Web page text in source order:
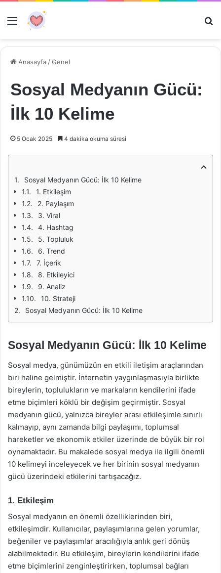
Menü
Anasayfa /Genel
Sosyal Medyanın Gücü:
İlk 10 Kelime
5 Ocak 2025 4 dakika okuma süresi
Sosyal Medyanın Gücü: İlk 10 Kelime
1. Etkileşim
2. Paylaşım
3. Viral
4. Hashtag
5. Topluluk
6. Trend
7. İçerik
8. Etkileyici
9. Analiz
10. Strateji
Sosyal Medyanın Gücü: İlk 10 Kelime
Sosyal Medyanın Gücü: İlk 10 Kelime
Sosyal medya, günümüzün en etkili iletişim araçlarından
biri haline gelmiştir. İnternetin yaygınlaşmasıyla birlikte
bireylerin, toplulukların ve markaların kendilerini ifade
etme biçimleri köklü bir değişim geçirmiştir. Sosyal
medyanın gücü, yalnızca bireyler arası etkileşimle sınırlı
kalmayıp, aynı zamanda bilgi paylaşımı, toplumsal
hareketler ve ekonomik etkiler üzerinde de büyük bir rol
oynamaktadır. Bu makalede sosyal medya ile ilgili önemli
10 kelimeyi inceleyecek ve her birinin sosyal medyanın
gücü üzerindeki etkilerini tartışacağız.
1. Etkileşim
Sosyal medyanın en önemli özelliklerinden biri,
etkileşimdir. Kullanıcılar, paylaşımlarına gelen yorumlar,
beğeniler ve paylaşımlar aracılığıyla anlık geri dönüş
alabilmektedir. Bu etkileşim, bireylerin kendilerini ifade
etme biçimlerini zenginleştirirken, toplumsal bağları